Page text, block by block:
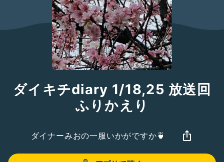
ダイキチdiary 1/18,25 放送回
ふりかえり
ダイナーみおの一服いかがですか🍵